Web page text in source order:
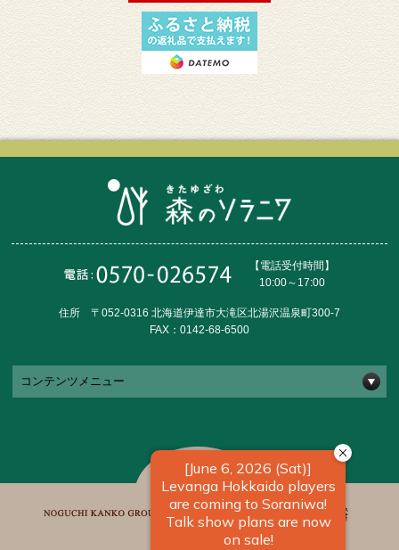
【電話受付時間】
10:00～17:00
住所 〒052-0316 北海道伊達市大滝区北湯沢温泉町300-7
FAX：0142-68-6500
コンテンツメニュー